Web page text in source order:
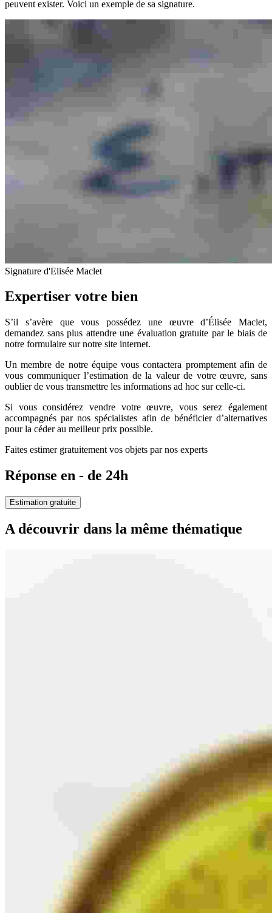
peuvent exister. Voici un exemple de sa signature.
Signature d'Elisée Maclet
Expertiser votre bien
S’il s’avère que vous possédez une œuvre d’Élisée Maclet,
demandez sans plus attendre une évaluation gratuite par le biais de
notre formulaire sur notre site internet.
Un membre de notre équipe vous contactera promptement afin de
vous communiquer l’estimation de la valeur de votre œuvre, sans
oublier de vous transmettre les informations ad hoc sur celle-ci.
Si vous considérez vendre votre œuvre, vous serez également
accompagnés par nos spécialistes afin de bénéficier d’alternatives
pour la céder au meilleur prix possible.
Faites estimer gratuitement vos objets par nos experts
Réponse en - de 24h
Estimation gratuite
A découvrir dans la même thématique